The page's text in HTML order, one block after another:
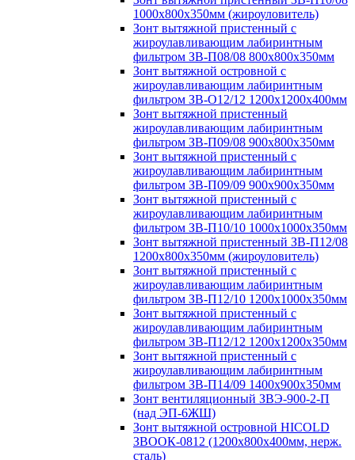
1000х800х350мм (жироуловитель)
Зонт вытяжной пристенный с
жироулавливающим лабиринтным
фильтром ЗВ-П08/08 800х800х350мм
Зонт вытяжной островной с
жироулавливающим лабиринтным
фильтром ЗВ-О12/12 1200х1200х400мм
Зонт вытяжной пристенный
жироулавливающим лабиринтным
фильтром ЗВ-П09/08 900х800х350мм
Зонт вытяжной пристенный с
жироулавливающим лабиринтным
фильтром ЗВ-П09/09 900х900х350мм
Зонт вытяжной пристенный с
жироулавливающим лабиринтным
фильтром ЗВ-П10/10 1000х1000х350мм
Зонт вытяжной пристенный ЗВ-П12/08
1200х800х350мм (жироуловитель)
Зонт вытяжной пристенный с
жироулавливающим лабиринтным
фильтром ЗВ-П12/10 1200х1000х350мм
Зонт вытяжной пристенный с
жироулавливающим лабиринтным
фильтром ЗВ-П12/12 1200х1200х350мм
Зонт вытяжной пристенный с
жироулавливающим лабиринтным
фильтром ЗВ-П14/09 1400х900х350мм
Зонт вентиляционный ЗВЭ-900-2-П
(над ЭП-6ЖШ)
Зонт вытяжной островной HICOLD
ЗВООК-0812 (1200х800x400мм, нерж.
сталь)